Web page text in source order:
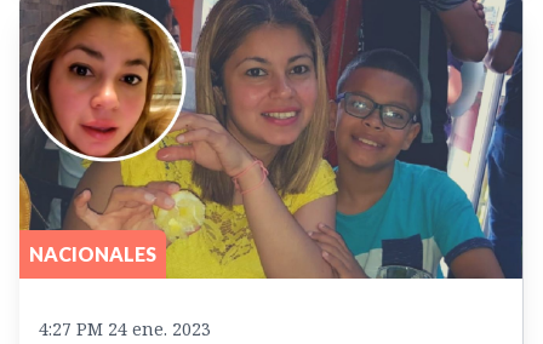
NACIONALES
4:27 PM 24 ene. 2023